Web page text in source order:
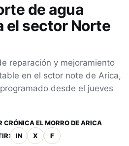
de agua
el sector Norte
reparación y mejoramiento
en el sctor note de Arica,
desde el jueves
CRÓNICA EL MORRO DE ARICA
IN X F